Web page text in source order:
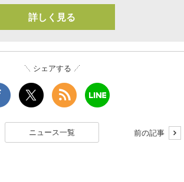
詳しく見る
シェアする
ニュース一覧 前の記事